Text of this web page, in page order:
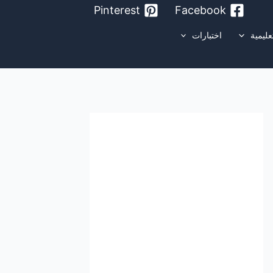
Facebook
Pinterest
اختبارات